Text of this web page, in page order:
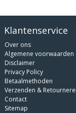
Klantenservice
Over ons
Algemene voorwaarden
Disclaimer
Privacy Policy
Betaalmethoden
Verzenden &
Contact
Sitemap